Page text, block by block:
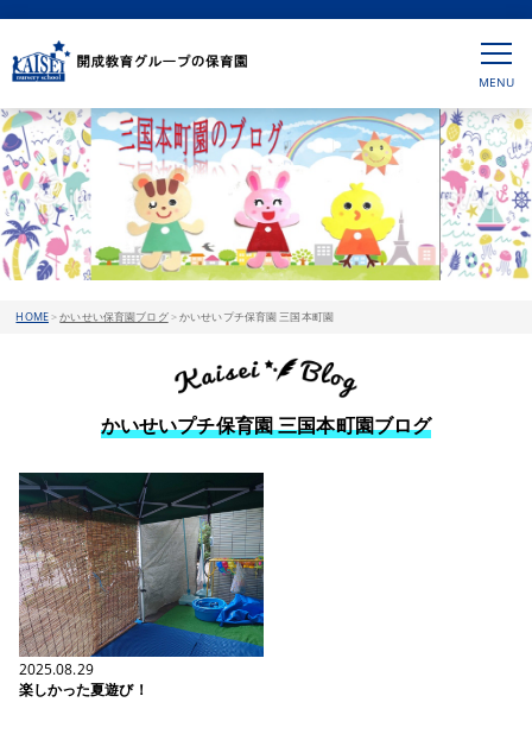
HOME>かいせい保育園ブログ>かいせいプチ保育園 三国本町園
かいせいプチ保育園 三国本町園ブログ
2025.08.29
楽しかった夏遊び！